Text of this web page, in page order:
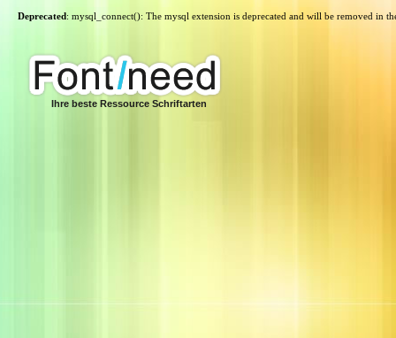
Deprecated: mysql_connect(): The mysql extension is deprecated and will be removed in
Ihre beste Ressource Schriftarten